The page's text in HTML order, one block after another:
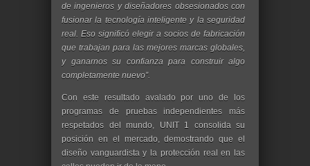
de ingenieros y diseñadores obsesionados con
fusionar la tecnología inteligente y la seguridad
real. Eso significó elegir a socios de fabricación
que trabajan para las mejores marcas globales,
y ganarnos su confianza para construir algo
completamente nuevo”.
Con este resultado avalado por uno de los
programas de pruebas independientes más
respetados del mundo, UNIT 1 consolida su
posición en el mercado, demostrando que el
diseño vanguardista y la protección real en las